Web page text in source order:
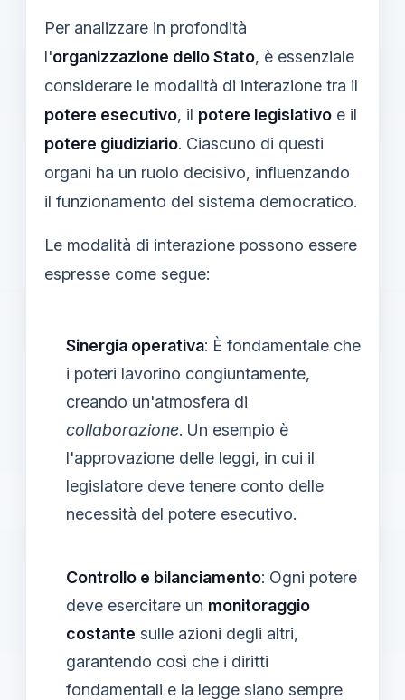
Per analizzare in profondità
l'organizzazione dello Stato, è essenziale
considerare le modalità di interazione tra il
potere esecutivo, il potere legislativo e il
potere giudiziario. Ciascuno di questi
organi ha un ruolo decisivo, influenzando
il funzionamento del sistema democratico.
Le modalità di interazione possono essere
espresse come segue:
Sinergia operativa: È fondamentale che
i poteri lavorino congiuntamente,
creando un'atmosfera di
collaborazione. Un esempio è
l'approvazione delle leggi, in cui il
legislatore deve tenere conto delle
necessità del potere esecutivo.
Controllo e bilanciamento: Ogni potere
deve esercitare un monitoraggio
costante sulle azioni degli altri,
garantendo così che i diritti
fondamentali e la legge siano sempre